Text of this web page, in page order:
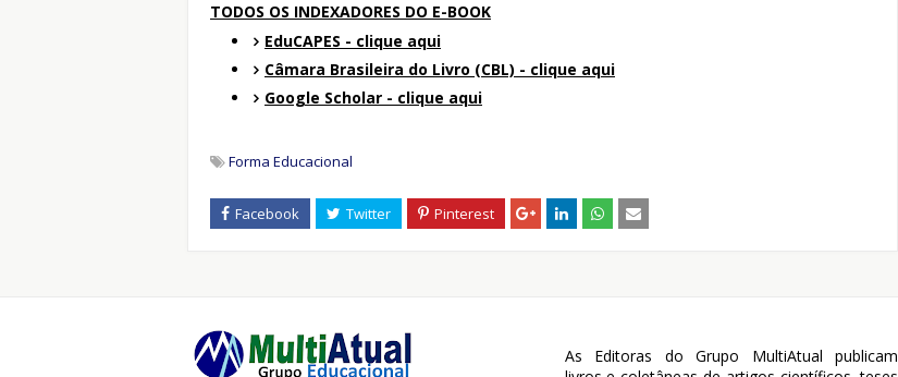
TODOS OS INDEXADORES DO E-BOOK
EduCAPES - clique aqui
Câmara Brasileira do Livro (CBL) - clique aqui
Google Scholar - clique aqui
Forma Educacional
As Editoras do Grupo MultiAtual publicam